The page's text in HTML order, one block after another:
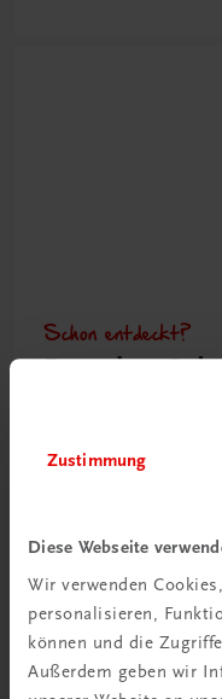
Zustimmung
Diese Webseite
Wir verwenden
personalisieren,
können und die
Außerdem geben wir
Schon entdeckt?
Ratgeber